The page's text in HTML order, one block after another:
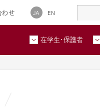
わせ JA EN
在学生・保護者